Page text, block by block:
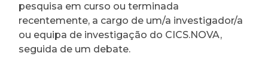
pesquisa em curso ou terminada
recentemente, a cargo de um/a investigador/a
ou equipa de investigação do CICS.NOVA,
seguida de um debate.